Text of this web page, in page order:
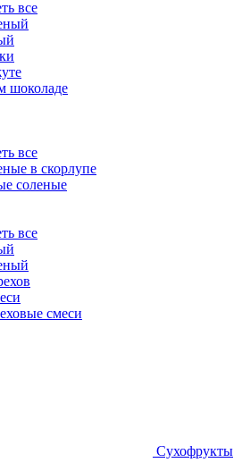
все
шоколаде
все
в скорлупе
соленые
все
смеси
Сухофрукты